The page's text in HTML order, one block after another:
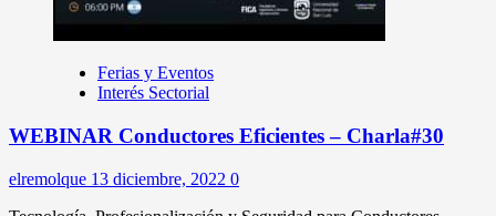
Ferias y Eventos
Interés Sectorial
WEBINAR Conductores Eficientes – Charla#30
elremolque 13 diciembre, 2022 0